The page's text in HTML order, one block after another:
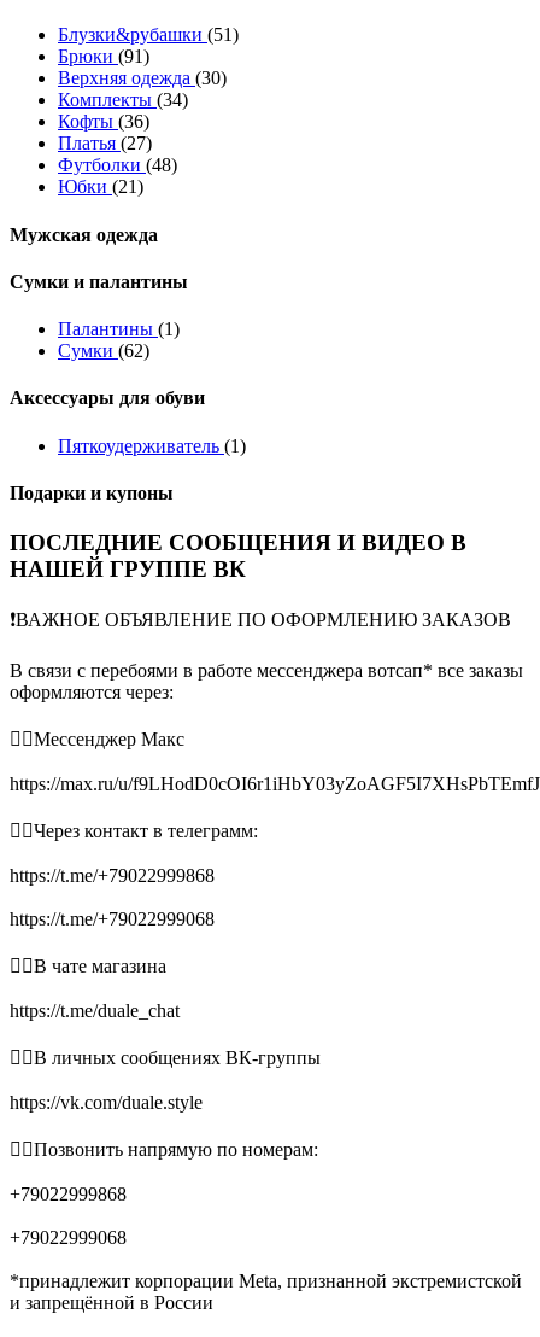
Блузки&рубашки (51)
Брюки (91)
Верхняя одежда (30)
Комплекты (34)
Кофты (36)
Платья (27)
Футболки (48)
Юбки (21)
Мужская одежда
Сумки и палантины
Палантины (1)
Сумки (62)
Аксессуары для обуви
Пяткоудерживатель (1)
Подарки и купоны
ПОСЛЕДНИЕ СООБЩЕНИЯ И ВИДЕО В
НАШЕЙ ГРУППЕ ВК
❗️ВАЖНОЕ ОБЪЯВЛЕНИЕ ПО ОФОРМЛЕНИЮ ЗАКАЗОВ
В связи с перебоями в работе мессенджера вотсап* все заказы
оформляются через:
👉🏻Мессенджер Макс
https://max.ru/u/
👉🏻Через контакт в телеграмм:
https://t.me/+79022999868
https://t.me/+79022999068
👉🏻В чате магазина
https://t.me/duale_chat
👉🏻В личных сообщениях ВК-группы
https://vk.com/duale.style
👉🏻Позвонить напрямую по номерам:
+79022999868
+79022999068
*принадлежит корпорации Meta, признанной экстремистской
и запрещённой в России